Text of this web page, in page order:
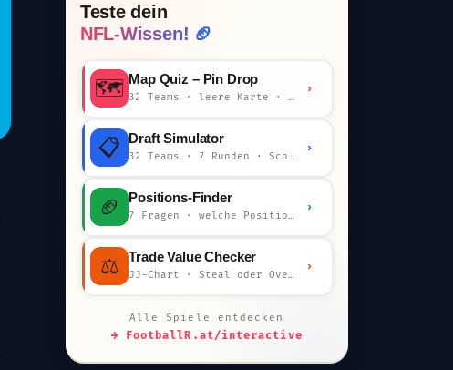
Teste dein
NFL-Wissen! 🏈
🗺️ Map Quiz – Pin Drop
32 Teams · leere Karte · km-Wertung
›
📋 Draft Simulator
32 Teams · 7 Runden · Scout-Kommentar
›
🏈 Positions-Finder
7 Fragen · welche Position bist du?
›
⚖️ Trade Value Checker
JJ-Chart · Steal oder Overpay?
›
Alle Spiele entdecken
→ FootballR.at/interactive